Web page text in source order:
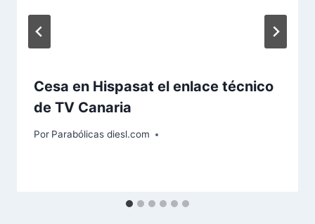
Cesa en Hispasat el enlace técnico
de TV Canaria
Por Parabólicas diesl.com